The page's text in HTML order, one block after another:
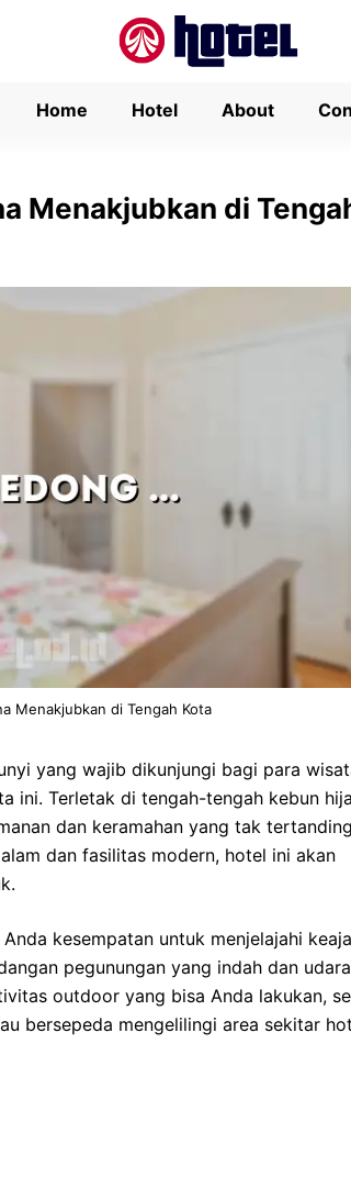
Home Hotel About
Menakjubkan di
Menakjubkan di Tengah Kota
yang wajib dikunjungi bagi para
ini. Terletak di tengah-tengah kebun
dan keramahan yang tak
dan fasilitas modern, hotel ini akan
kesempatan untuk menjelajahi
pegunungan yang indah dan
outdoor yang bisa Anda lakukan,
bersepeda mengelilingi area sekitar